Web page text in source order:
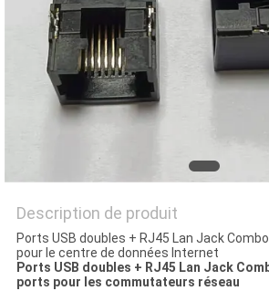
MATIÈRE
PROTECTION
LA
VIE
PRIVÉE
Description de produit
Ports USB doubles + RJ45 Lan Jack
pour le centre de données Internet
Ports USB doubles + RJ45 Lan Jack
ports pour les commutateurs réseau